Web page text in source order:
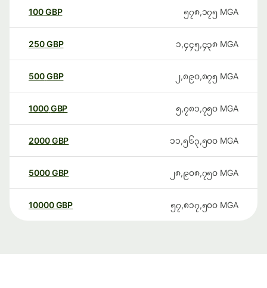
100GBP ၅၇၈,၁၇၅ MGA
250GBP ၁,၄၄၅,၄၃၈ MGA
500GBP ၂,၈၉၀,၈၇၅ MGA
1000GBP ၅,၇၈၁,၇၅၀ MGA
2000GBP ၁၁,၅၆၃,၅၀၀ MGA
5000GBP ၂၈,၉၀၈,၇၅၀ MGA
10000 GBP ၅၇,၈၁၇,၅၀၀ MGA